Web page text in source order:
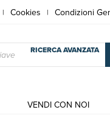
| Cookies | Condizioni
RICERCA AVANZATA
VENDI CON NOI